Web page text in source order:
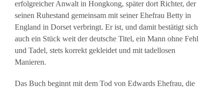
erfolgreicher Anwalt in Hongkong, später dort Richter, der
seinen Ruhestand gemeinsam mit seiner Ehefrau Betty in
England in Dorset verbringt. Er ist, und damit bestätigt sich
auch ein Stück weit der deutsche Titel, ein Mann ohne Fehl
und Tadel, stets korrekt gekleidet und mit tadellosen
Manieren.
Das Buch beginnt mit dem Tod von Edwards Ehefrau, die